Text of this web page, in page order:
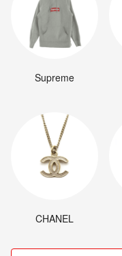
Supreme
CHANEL